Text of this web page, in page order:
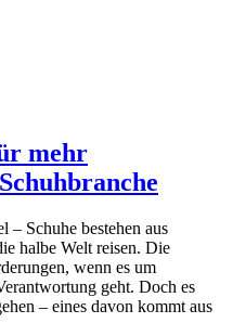
mehr
– Schuhe bestehen aus
halbe Welt reisen. Die
wenn es um
geht. Doch es
– eines davon kommt aus